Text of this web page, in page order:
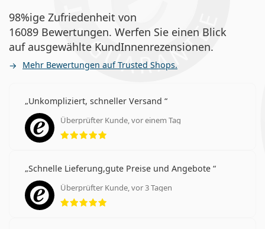
98%ige Zufriedenheit von
16089 Bewertungen. Werfen Sie einen Blick
auf ausgewählte KundInnenrezensionen.
Mehr Bewertungen auf Trusted Shops.
Unkompliziert, schneller Versand
Überprüfter Kunde, vor einem Tag
Bewertung 5 aus 5
Schnelle Lieferung,gute Preise und Angebote
Überprüfter Kunde, vor 3 Tagen
Bewertung 5 aus 5